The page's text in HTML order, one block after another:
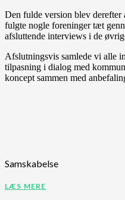
Den fulde version blev
fulgte nogle foreninger tæt
afsluttende interviews i de
Afslutningsvis samlede vi alle
tilpasning i dialog med
koncept sammen med
Samskabelse
LÆS MERE